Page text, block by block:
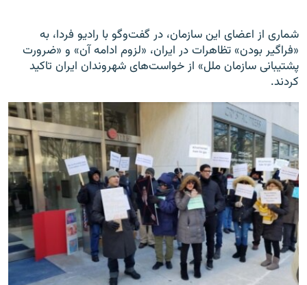
شماری از اعضای این سازمان، در گفت‌وگو با رادیو فردا، به
«فراگیر بودن» تظاهرات در ایران، «لزوم ادامه آن» و «ضرورت
پشتیبانی سازمان ملل» از خواست‌های شهروندان ایران تاکید
کردند.